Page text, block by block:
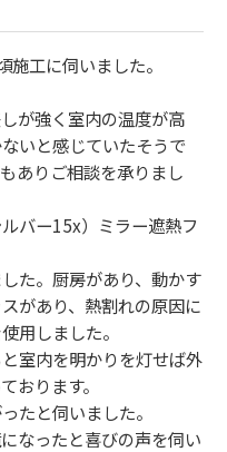
工に伺いました。
が強く室内の温度が高
いと感じていたそうで
ありご相談を承りまし
バー15x）ミラー遮熱フ
た。厨房があり、動かす
があり、熱割れの原因に
用しました。
室内を明かりを灯せば外
おります。
たと伺いました。
なったと喜びの声を伺い